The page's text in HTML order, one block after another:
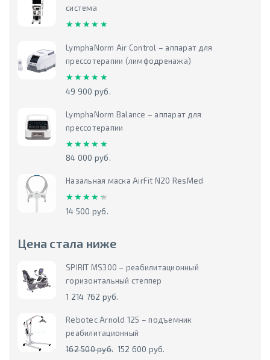
система
★★★★★
★★★★★
LymphaNorm Air Control – аппарат для
прессотерапии (лимфодренажа)
★★★★★
★★★★★
49 900 руб.
LymphaNorm Balance – аппарат для
прессотерапии
★★★★★
★★★★★
84 000 руб.
Назальная маска AirFit N20 ResMed
★★★★★
★★★★★
14 500 руб.
Цена стала ниже
SPIRIT MS300 – реабилитационный
горизонтальный степпер
1 214 762 руб.
Rebotec Arnold 125 – подъемник
реабилитационный
162 500 руб. 152 600 руб.